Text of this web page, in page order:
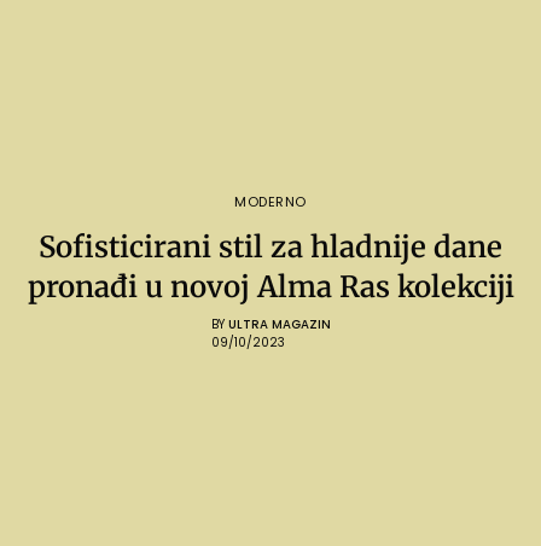
MODERNO
Sofisticirani stil za hladnije dane
pronađi u novoj Alma Ras kolekciji
BY ULTRA MAGAZIN
09/10/2023